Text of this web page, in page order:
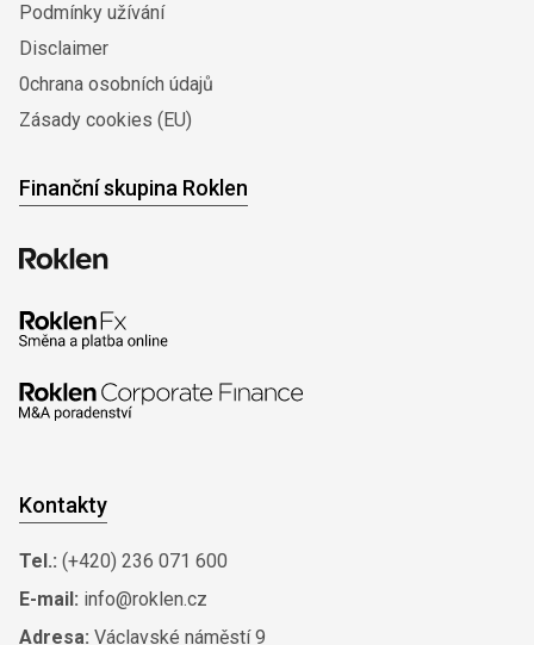
Podmínky užívání
Disclaimer
0chrana osobních údajů
Zásady cookies (EU)
Finanční skupina Roklen
Kontakty
Tel.: (+420) 236 071 600
E-mail: info@roklen.cz
Adresa: Václavské náměstí 9